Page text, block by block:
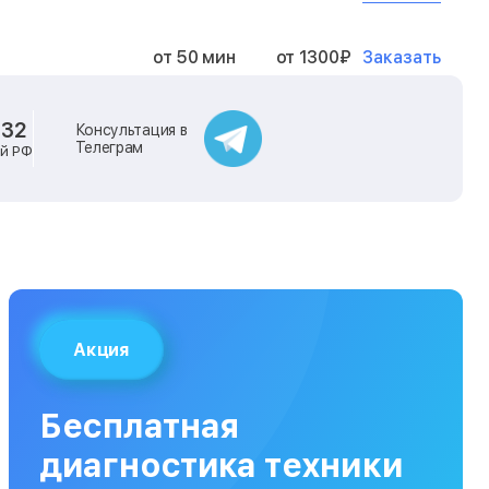
от 50 мин от 1300₽ Заказать
от 40 мин
от 40 мин
от 120 мин
РФ
Консультация в
Телеграм
Акция
Бесплатная
диагностика техники